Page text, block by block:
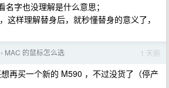
名字也没理解是什么意思；
样理解替身后，就秒懂替身的意义了，
› MAC 的鼠标怎么选 1 天前
再买一个新的 M590 ，不过没货了（停产